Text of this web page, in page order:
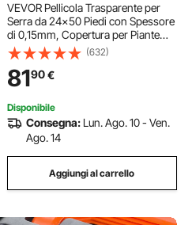
VEVOR Pellicola Trasparente per
Serra da 24x50 Piedi con Spessore
di 0,15mm, Copertura per Piante
Serra da Giardinaggio in Polietilene,
contro Raggi UV per progetti
Industriali, Residenziali Agricoli
(632)
8190€
Disponibile
Consegna: Lun. Ago. 10 - Ven.
Ago. 14
Aggiungi al carrello